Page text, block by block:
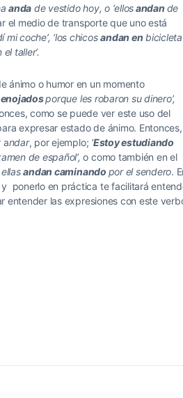
anda devestido hoy, o ‘ellosandan de
el medio de transporte que uno está
coche’, ‘los chicosandan en bicicleta
taller’.
ánimo o humor en un momento
porque les robaron su dinero’,
como se puede ver este uso del
expresar estado de ánimo. Entonces,
andar, por ejemplo; ‘Estoy estudiando
de español’,o como también en el
ellasandan caminando por el sendero.
ponerlo en práctica te facilitará
entender las expresiones con este